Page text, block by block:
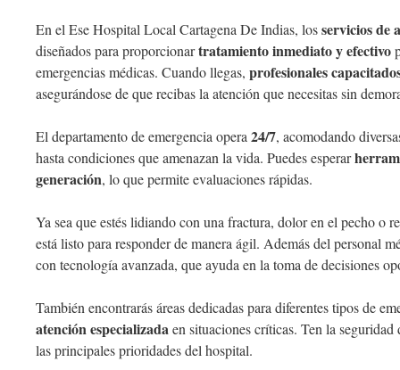
En el Ese Hospital Local Cartagena De Indias, losservicios de
diseñados para proporcionartratamiento inmediato y efectivo
emergencias médicas. Cuando llegas, profesionales
asegurándose de que recibas la atención que necesitas sin
El departamento de emergencia opera 24/7, acomodando
hasta condiciones que amenazan la vida. Puedes esperar
generación, lo que permite evaluaciones rápidas.
Ya sea que estés lidiando con una fractura, dolor en el pecho o
está listo para responder de manera ágil. Además del personal
con tecnología avanzada, que ayuda en la toma de decisiones
También encontrarás áreas dedicadas para diferentes tipos de
atención especializadaen situaciones críticas. Ten la
las principales prioridades del hospital.